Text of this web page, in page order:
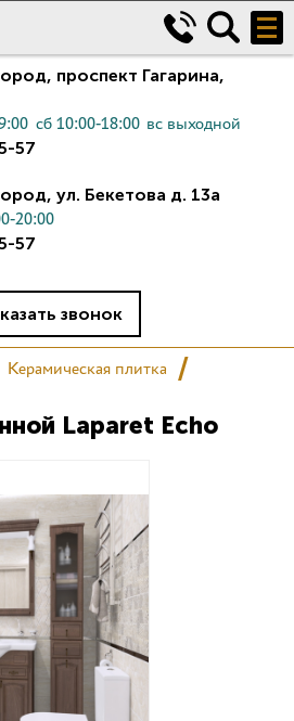
проспект Гагарина,
сб 10:00-18:00 вс выходной
57
ул. Бекетова д. 13а
20:00
57
звонок
Керамическая плитка
Laparet Echo